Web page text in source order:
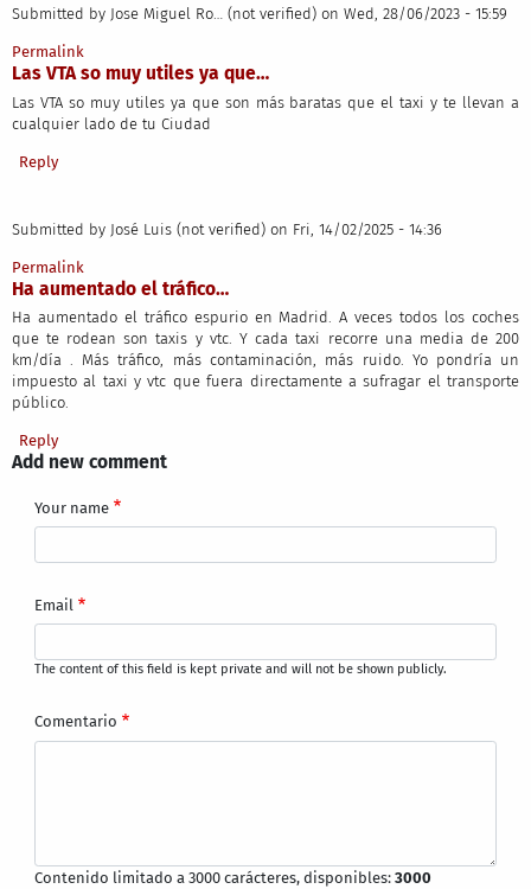
Submitted by Jose Miguel Ro… (not verified) on Wed, 28/06/2023 - 15:59
Permalink
Las VTA so muy utiles ya que…
Las VTA so muy utiles ya que son más baratas que el taxi y te llevan a
cualquier lado de tu Ciudad
Reply
Submitted by José Luis (not verified) on Fri, 14/02/2025 - 14:36
Permalink
Ha aumentado el tráfico…
Ha aumentado el tráfico espurio en Madrid. A veces todos los coches
que te rodean son taxis y vtc. Y cada taxi recorre una media de 200
km/día . Más tráfico, más contaminación, más ruido. Yo pondría un
impuesto al taxi y vtc que fuera directamente a sufragar el transporte
público.
Reply
Add new comment
Your name
Email
The content of this field is kept private and will not be shown publicly.
Comentario
Contenido limitado a 3000 carácteres, disponibles:3000